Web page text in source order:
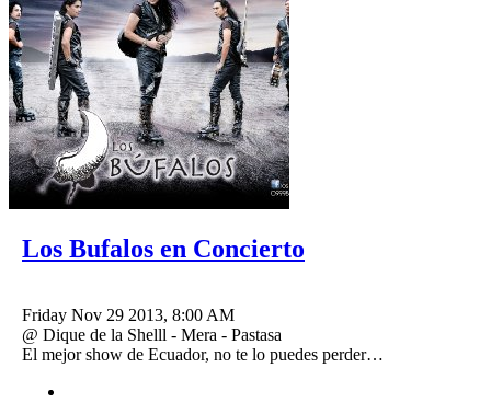
Los Bufalos en Concierto
Friday Nov 29 2013, 8:00 AM
@ Dique de la Shelll - Mera - Pastasa
El mejor show de Ecuador, no te lo puedes perder…